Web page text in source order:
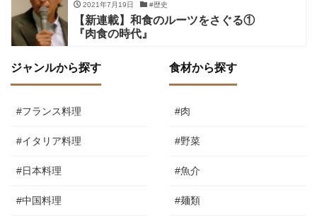
2021年7月19日 #歴史
【新連載】和食のルーツをさぐる①
『肉食の時代』
ジャンルから探す
#フランス料理
#イタリア料理
#日本料理
#中国料理
食材から探す
#肉
#野菜
#魚介
#麺類